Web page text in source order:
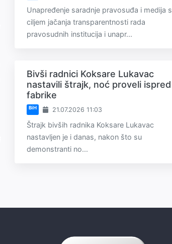
Unapređenje saradnje pravosuđa i medija s
ciljem jačanja transparentnosti rada
pravosudnih institucija i unapr...
Bivši radnici Koksare Lukavac
nastavili štrajk, noć proveli ispred
fabrike
BiH 21.07.2026 11:03
Štrajk bivših radnika Koksare Lukavac
nastavljen je i danas, nakon što su
demonstranti no...